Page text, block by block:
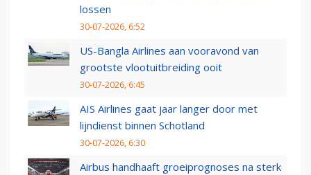
lossen
30-07-2026, 6:52
US-Bangla Airlines aan vooravond van
grootste vlootuitbreiding ooit
30-07-2026, 6:45
AIS Airlines gaat jaar langer door met
lijndienst binnen Schotland
30-07-2026, 6:30
Airbus handhaaft groeiprognoses na sterk